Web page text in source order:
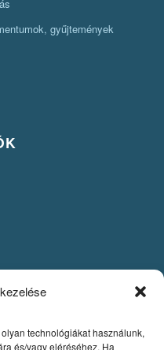
technológiákat használunk,
és/vagy eléréséhez. Ha
gyűjtemények